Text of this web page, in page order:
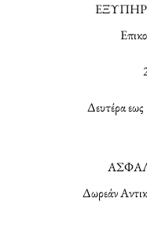
Δευτέρα
Δωρεάν